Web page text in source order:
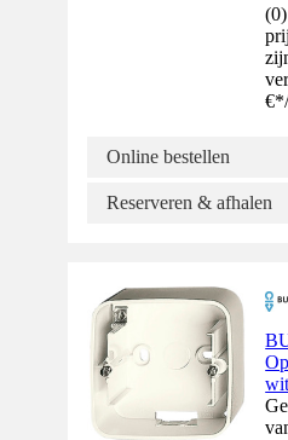
(0)
€*
Online bestellen
Reserveren & afhalen